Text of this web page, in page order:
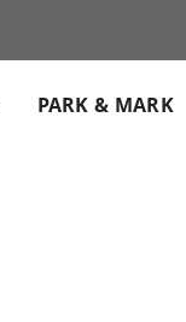
PARK & MARK